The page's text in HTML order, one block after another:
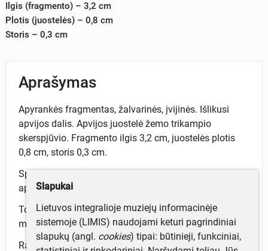
Ilgis (fragmento) – 3,2 cm
Plotis (juostelės) – 0,8 cm
Storis – 0,3 cm
Aprašymas
Apyrankės fragmentas, žalvarinės, įvijinės. Išlikusi
apvijos dalis. Apvijos juostelė žemo trikampio
skerspjūvio. Fragmento ilgis 3,2 cm, juostelės plotis
0,8 cm, storis 0,3 cm.
Specialiai laidojimo apeigoms sulaužytos įvijinės
apyrankės dalis.
Tokios apyrankės buvo nešiojamos moterų ir
maunamos ant dilbio, tiesiai ant rankovių.
Rasta 1996 m. Linkuvos (Vaižgantų) vėlyvojo
Slapukai
Lietuvos integralioje muziejų informacinėje
sistemoje (LIMIS) naudojami keturi pagrindiniai
slapukų (angl. cookies) tipai: būtinieji, funkciniai,